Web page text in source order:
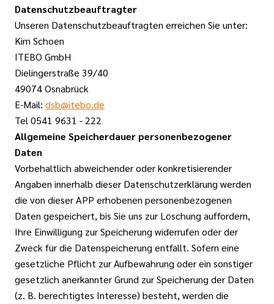
Datenschutzbeauftragter
Unseren Datenschutzbeauftragten erreichen Sie unter:
Kim Schoen
ITEBO GmbH
Dielingerstraße 39/40
49074 Osnabrück
E-Mail: dsb@itebo.de
Tel 0541 9631 - 222
Allgemeine Speicherdauer personenbezogener
Daten
Vorbehaltlich abweichender oder konkretisierender
Angaben innerhalb dieser Datenschutzerklärung werden
die von dieser APP erhobenen personenbezogenen
Daten gespeichert, bis Sie uns zur Löschung auffordern,
Ihre Einwilligung zur Speicherung widerrufen oder der
Zweck für die Datenspeicherung entfällt. Sofern eine
gesetzliche Pflicht zur Aufbewahrung oder ein sonstiger
gesetzlich anerkannter Grund zur Speicherung der Daten
(z. B. berechtigtes Interesse) besteht, werden die